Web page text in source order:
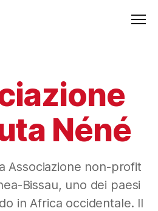
Néné
Associazione non-profit
Bissau, uno dei paesi
in Africa occidentale. Il